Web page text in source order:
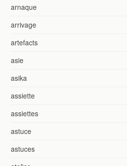
arnaque
arrivage
artefacts
asie
asika
assiette
assiettes
astuce
astuces